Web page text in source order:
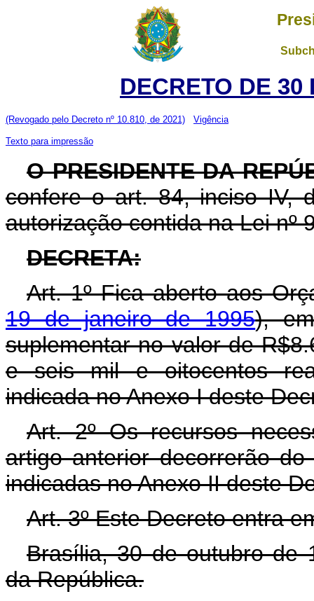
DECRETO DE 30
(Revogado pelo Decreto nº 10.810, de 2021) Vigência
Texto para impressão
O PRESIDENTE DA
confere o art. 84, inciso IV,
autorização contida na Lei nº
DECRETA:
Art. 1º Fica aberto aos
19 de janeiro de 1995),
suplementar no valor de
e seis mil e oitocentos
indicada no Anexo I deste
Art. 2º Os recursos
artigo anterior decorrerão
indicadas no Anexo II deste
Art. 3º Este Decreto entra
Brasília, 30 de outubro de
da República.